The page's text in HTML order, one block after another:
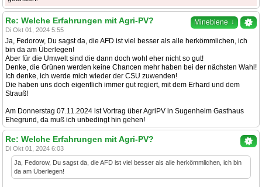
Minebiene ↓
Re: Welche Erfahrungen mit Agri-PV?
Di Okt 01, 2024 5:55
Ja, Fedorow, Du sagst da, die AFD ist viel besser als alle herkömmlichen, ich
bin da am Überlegen!
Aber für die Umwelt sind die dann doch wohl eher nicht so gut!
Denke, die Grünen werden keine Chancen mehr haben bei der nächsten Wahl!
Ich denke, ich werde mich wieder der CSU zuwenden!
Die haben uns doch eigentlich immer gut regiert, mit dem Erhard und dem
Strauß!
Am Donnerstag 07.11.2024 ist Vortrag über AgriPV in Sugenheim Gasthaus
Ehegrund, da muß ich unbedingt hin gehen!
Re: Welche Erfahrungen mit Agri-PV?
Di Okt 01, 2024 6:03
Ja, Fedorow, Du sagst da, die AFD ist viel besser als alle herkömmlichen, ich bin
da am Überlegen!